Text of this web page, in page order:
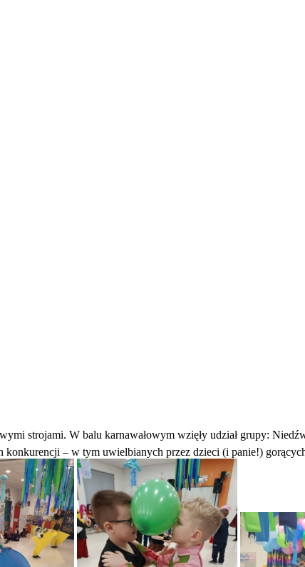
strojami. W balu karnawałowym wzięły udział grupy:
– w tym uwielbianych przez dzieci (i panie!)